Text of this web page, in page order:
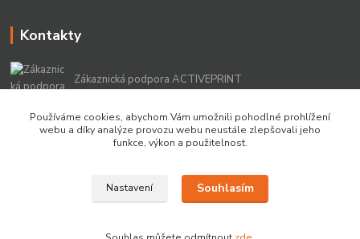
Kontakty
Zákaznická podpora ACTIVEPRINT
+420 549 213 756
info@activeprint.cz
Copyright 2022 © ActivePrint s.r.o.
Používáme cookies, abychom Vám umožnili pohodlné prohlížení
webu a díky analýze provozu webu neustále zlepšovali jeho
funkce, výkon a použitelnost.
Nastavení Souhlasím